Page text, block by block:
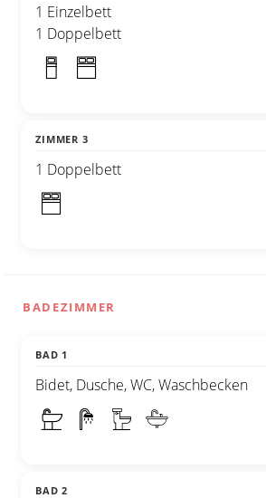
1 Einzelbett
1 Doppelbett
ZIMMER 3
1 Doppelbett
BADEZIMMER
BAD 1
Bidet, Dusche, WC, Waschbecken
BAD 2